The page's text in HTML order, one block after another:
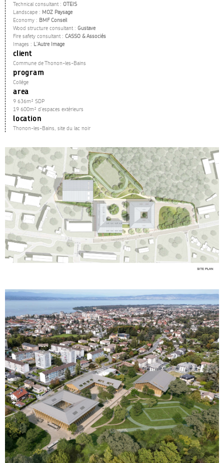
Technical consultant : OTEIS
Landscape : MOZ Paysage
Economy : BMF Conseil
Wood structure consultant : Gustave
Fire safety consultant : CASSO & Associés
Images : L'Autre Image
client
Commune de Thonon-les-Bains
program
Collège
area
9 636m² SDP
19 600m² d'espaces extérieurs
location
Thonon-les-Bains, site du lac noir